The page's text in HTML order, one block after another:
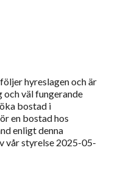
hyreslagen och är
och väl fungerande
bostad i
en bostad hos
enligt denna
vår styrelse 2025-05-